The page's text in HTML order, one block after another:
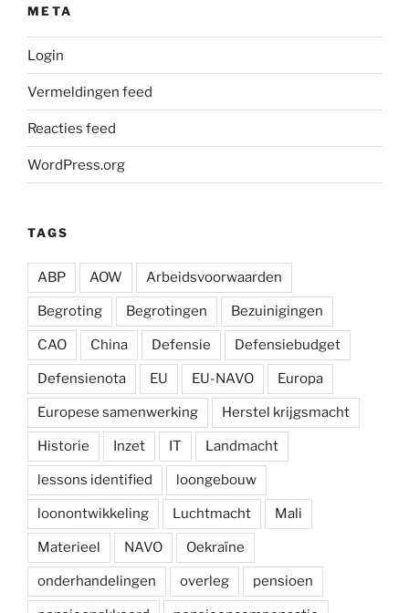
META
Login
Vermeldingen feed
Reacties feed
WordPress.org
TAGS
ABP AOW Arbeidsvoorwaarden
Begroting Begrotingen Bezuinigingen
CAO China Defensie Defensiebudget
Defensienota EU EU-NAVO Europa
Europese samenwerking Herstel krijgsmacht
Historie Inzet IT Landmacht
lessons identified loongebouw
loonontwikkeling Luchtmacht Mali
Materieel NAVO Oekraïne
onderhandelingen overleg pensioen